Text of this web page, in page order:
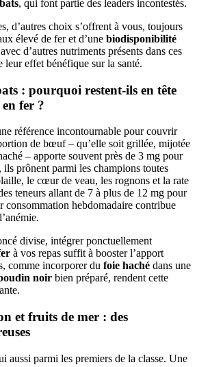
, qui font partie des leaders incontestés.
d’autres choix s’offrent à vous, toujours
élevé de fer et d’une biodisponibilité
d’autres nutriments présents dans ces
leur effet bénéfique sur la santé.
: pourquoi restent-ils en tête
fer ?
référence incontournable pour couvrir
de bœuf – qu’elle soit grillée, mijotée
– apporte souvent près de 3 mg pour
, ils prônent parmi les champions toutes
le cœur de veau, les rognons et la rate
teneurs allant de 7 à plus de 12 mg pour
consommation hebdomadaire contribue
divise, intégrer ponctuellement
à vos repas suffit à booster l’apport
comme incorporer du foie haché dans une
noir bien préparé, rendent cette
et fruits de mer : des
aussi parmi les premiers de la classe. Une